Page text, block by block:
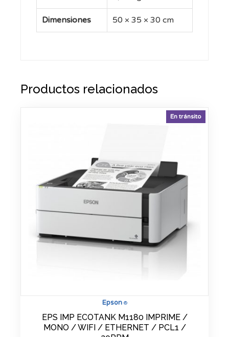
Dimensiones 50 × 35 × 30 cm
Productos relacionados
Epson®
En tránsito
EPS IMP ECOTANK M1180 IMPRIME /
MONO / WIFI / ETHERNET / PCL1 /